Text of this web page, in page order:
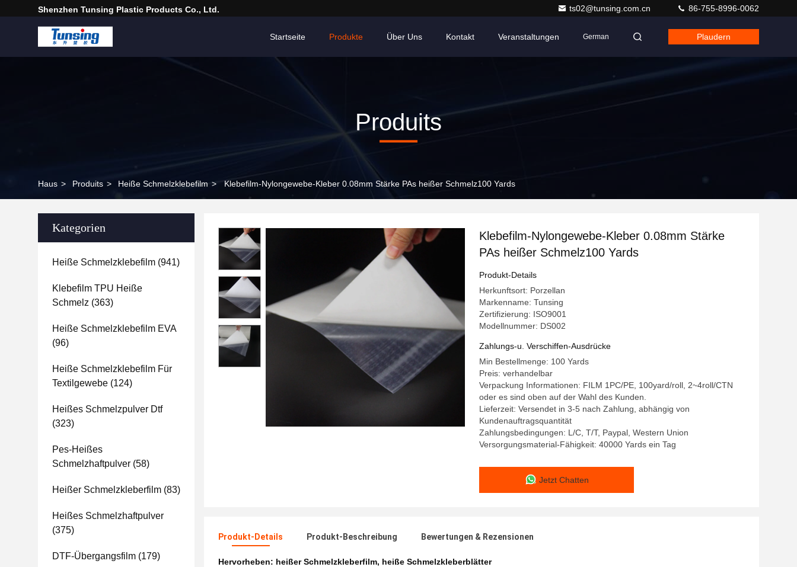
Shenzhen Tunsing Plastic Products Co., Ltd. ts02@tunsing.com.cn 86-755-8996-0062
Startseite Produkte Über Uns Kontakt Veranstaltungen German Plaudern
Produits
Haus > Produits > Heiße Schmelzklebefilm > Klebefilm-Nylongewebe-Kleber 0.08mm Stärke PAs heißer Schmelz100 Yards
Kategorien
Heiße Schmelzklebefilm (941)
Klebefilm TPU Heiße
Schmelz (363)
Heiße Schmelzklebefilm EVA
(96)
Heiße Schmelzklebefilm Für
Textilgewebe (124)
Heißes Schmelzpulver Dtf
(323)
Pes-Heißes
Schmelzhaftpulver (58)
Heißer Schmelzkleberfilm (83)
Heißes Schmelzhaftpulver
(375)
DTF-Übergangsfilm (179)
Klebefilm-Nylongewebe-Kleber 0.08mm Stärke
PAs heißer Schmelz100 Yards
Produkt-Details
Herkunftsort: Porzellan
Markenname: Tunsing
Zertifizierung: ISO9001
Modellnummer: DS002
Zahlungs-u. Verschiffen-Ausdrücke
Min Bestellmenge: 100 Yards
Preis: verhandelbar
Verpackung Informationen: FILM 1PC/PE, 100yard/roll, 2~4roll/CTN
oder es sind oben auf der Wahl des Kunden.
Lieferzeit: Versendet in 3-5 nach Zahlung, abhängig von
Kundenauftragsquantität
Zahlungsbedingungen: L/C, T/T, Paypal, Western Union
Versorgungsmaterial-Fähigkeit: 40000 Yards ein Tag
Jetzt Chatten
Produkt-Details Produkt-Beschreibung Bewertungen & Rezensionen
Hervorheben: heißer Schmelzkleberfilm, heiße Schmelzkleberblätter